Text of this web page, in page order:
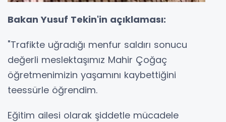
Bakan Yusuf Tekin'in açıklaması:
"Trafikte uğradığı menfur saldırı sonucu
değerli meslektaşımız Mahir Çoğaç
öğretmenimizin yaşamını kaybettiğini
teessürle öğrendim.
Eğitim ailesi olarak şiddetle mücadele